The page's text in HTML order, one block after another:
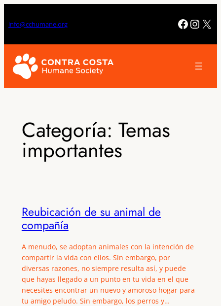
al
contenido
info@cchumane.org X
Categoría: Temas
importantes
Reubicación de su animal de
compañía
A menudo, se adoptan animales con la intención de
compartir la vida con ellos. Sin embargo, por
diversas razones, no siempre resulta así, y puede
que hayas llegado a un punto en tu vida en el que
necesites encontrar un nuevo y amoroso hogar para
tu amigo peludo. Sin embargo, los perros y…